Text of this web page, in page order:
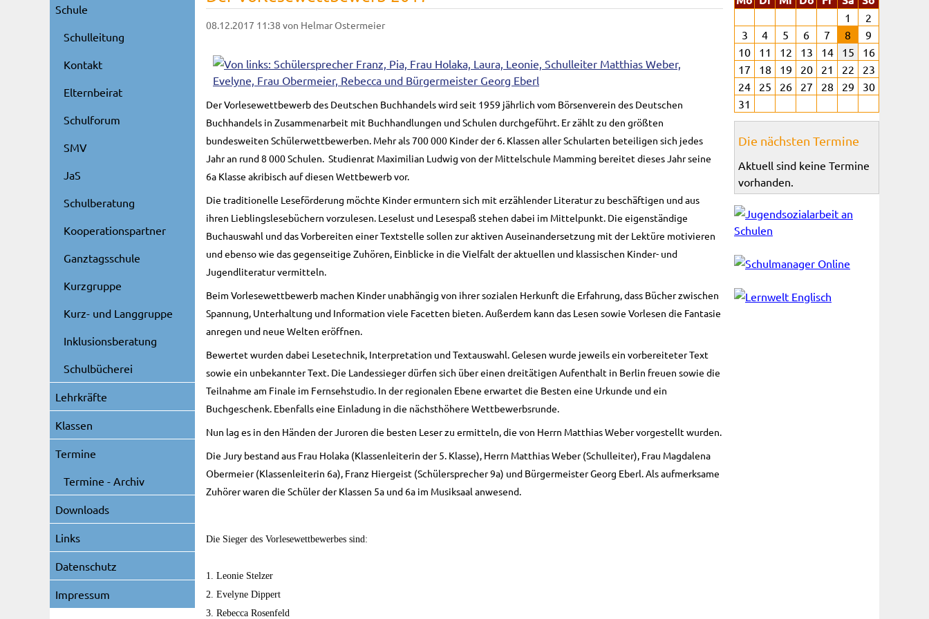
08.12.2017 11:38 von Helmar Ostermeier
Der Vorlesewettbewerb des Deutschen Buchhandels wird seit 1959 jährlich vom Börsenverein des Deutschen
Buchhandels in Zusammenarbeit mit Buchhandlungen und Schulen durchgeführt. Er zählt zu den größten
bundesweiten Schülerwettbewerben. Mehr als 700 000 Kinder der 6. Klassen aller Schularten beteiligen sich jedes
Jahr an rund 8 000 Schulen. Studienrat Maximilian Ludwig von der Mittelschule Mamming bereitet dieses Jahr seine
6a Klasse akribisch auf diesen Wettbewerb vor.
Die traditionelle Leseförderung möchte Kinder ermuntern sich mit erzählender Literatur zu beschäftigen und aus
ihren Lieblingslesebüchern vorzulesen. Leselust und Lesespaß stehen dabei im Mittelpunkt. Die eigenständige
Buchauswahl und das Vorbereiten einer Textstelle sollen zur aktiven Auseinandersetzung mit der Lektüre motivieren
und ebenso wie das gegenseitige Zuhören, Einblicke in die Vielfalt der aktuellen und klassischen Kinder- und
Jugendliteratur vermitteln.
Beim Vorlesewettbewerb machen Kinder unabhängig von ihrer sozialen Herkunft die Erfahrung, dass Bücher zwischen
Spannung, Unterhaltung und Information viele Facetten bieten. Außerdem kann das Lesen sowie Vorlesen die Fantasie
anregen und neue Welten eröffnen.
Bewertet wurden dabei Lesetechnik, Interpretation und Textauswahl. Gelesen wurde jeweils ein vorbereiteter Text
sowie ein unbekannter Text. Die Landessieger dürfen sich über einen dreitätigen Aufenthalt in Berlin freuen sowie die
Teilnahme am Finale im Fernsehstudio. In der regionalen Ebene erwartet die Besten eine Urkunde und ein
Buchgeschenk. Ebenfalls eine Einladung in die nächsthöhere Wettbewerbsrunde.
Nun lag es in den Händen der Juroren die besten Leser zu ermitteln, die von Herrn Matthias Weber vorgestellt wurden.
Die Jury bestand aus Frau Holaka (Klassenleiterin der 5. Klasse), Herrn Matthias Weber (Schulleiter), Frau Magdalena
Obermeier (Klassenleiterin 6a), Franz Hiergeist (Schülersprecher 9a) und Bürgermeister Georg Eberl. Als aufmerksame
Zuhörer waren die Schüler der Klassen 5a und 6a im Musiksaal anwesend.
Die Sieger des Vorlesewettbewerbes sind:
1. Leonie Stelzer
2. Evelyne Dippert
3. Rebecca Rosenfeld
Schule
Schulleitung
Kontakt
Elternbeirat
Schulforum
SMV
JaS
Schulberatung
Kooperationspartner
Ganztagsschule
Kurzgruppe
Kurz- und Langgruppe
Inklusionsberatung
Schulbücherei
Lehrkräfte
Klassen
Termine
Termine - Archiv
Downloads
Links
Datenschutz
Impressum
1
2
3
4 5 6 7 8
9
10
11 12 13 14 15
16
17
18 19 20 21 22
23
24
25 26 27 28 29
30
31
Die nächsten Termine
Aktuell sind keine Termine
vorhanden.